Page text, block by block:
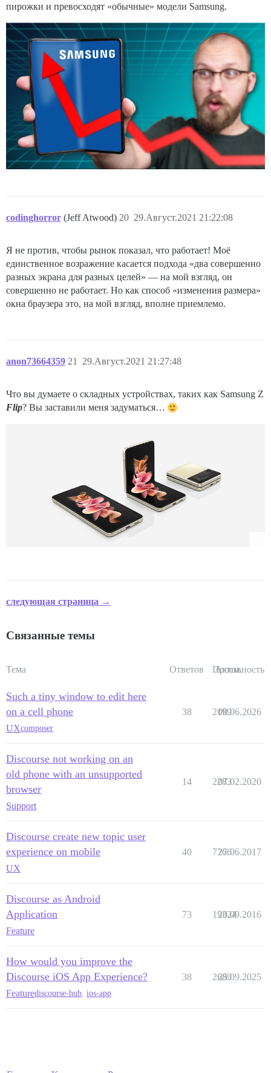
пирожки и превосходят «обычные» модели Samsung.
codinghorror (Jeff Atwood) 29.Август.2021 21:22:08
20
Я не против, чтобы рынок показал, что работает! Моё
единственное возражение касается подхода «два совершенно
разных экрана для разных целей» — на мой взгляд, он
совершенно не работает. Но как способ «изменения размера»
окна браузера это, на мой взгляд, вполне приемлемо.
anon73664359 29.Август.2021 21:27:48
21
Что вы думаете о складных устройствах, таких как Samsung Z
Flip? Вы заставили меня задуматься…
следующая страница →
Связанные темы
Тема Ответов Просм.
Активность
Such a tiny window to edit here
on a cell phone
UXcomposer
38 2199
08.06.2026
Discourse not working on an
old phone with an unsupported
browser
Support
14 2283
07.02.2020
Discourse create new topic user
experience on mobile
UX
40 7766
27.06.2017
Discourse as Android
Application
Feature
73 19324
20.09.2016
How would you improve the
Discourse iOS App Experience?
Featurediscourse-hub, ios-app
38 2689
25.09.2025